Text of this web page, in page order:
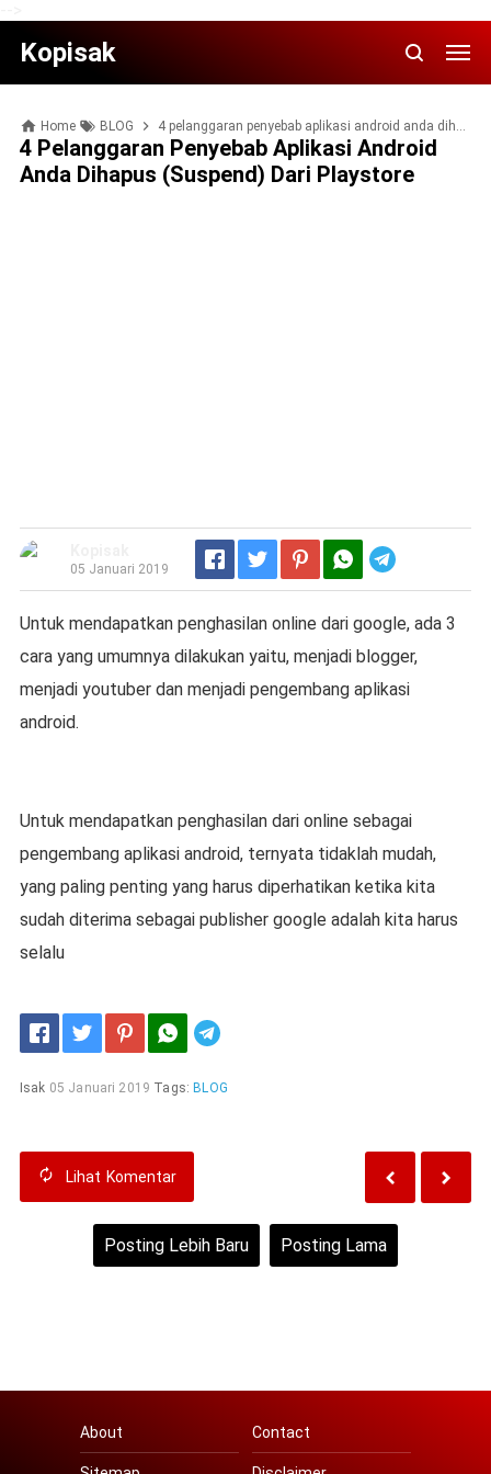
Kopisak
Home BLOG 4 pelanggaran penyebab aplikasi android anda dihapus (suspend) dari playstore
4 Pelanggaran Penyebab Aplikasi Android
Anda Dihapus (suspend) Dari Playstore
05 Januari 2019
Untuk mendapatkan penghasilan online dari google, ada 3
cara yang umumnya dilakukan yaitu, menjadi blogger,
menjadi youtuber dan menjadi pengembang aplikasi
android.
Untuk mendapatkan penghasilan dari online sebagai
pengembang aplikasi android, ternyata tidaklah mudah,
yang paling penting yang harus diperhatikan ketika kita
sudah diterima sebagai publisher google adalah kita harus
selalu
Isak 05 Januari 2019 Tags: BLOG
Lihat Komentar
Posting Lebih Baru Posting Lama
About Contact